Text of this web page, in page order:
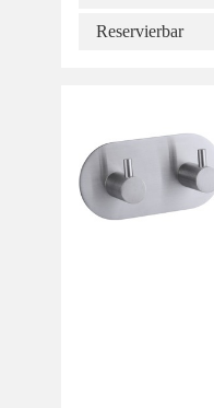
Reservierbar